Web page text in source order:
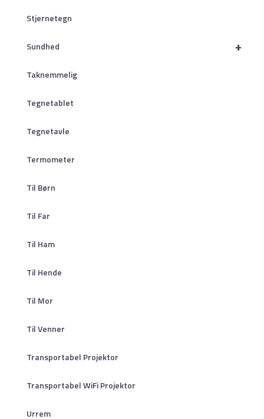
Stjernetegn
+
Sundhed
Taknemmelig
Tegnetablet
Tegnetavle
Termometer
Til Børn
Til Far
Til Ham
Til Hende
Til Mor
Til Venner
Transportabel Projektor
Transportabel WiFi Projektor
Urrem